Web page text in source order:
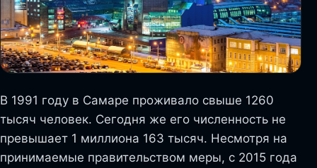
В 1991 году в Самаре проживало свыше 1260
тысяч человек. Сегодня же его численность не
превышает 1 миллиона 163 тысяч. Несмотря на
принимаемые правительством меры, с 2015 года